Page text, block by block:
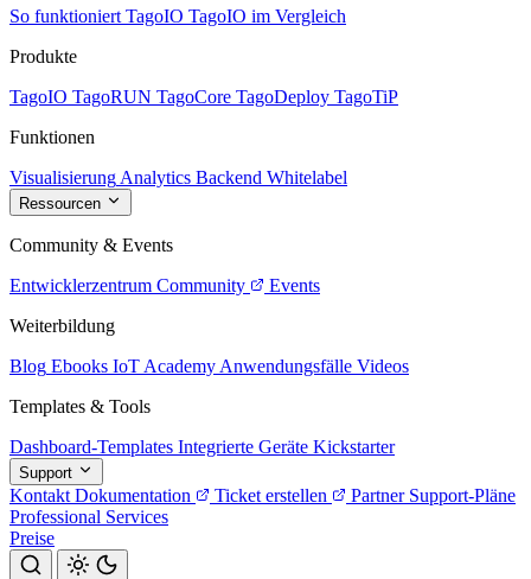
So funktioniert TagoIO TagoIO im Vergleich
Produkte
TagoIO TagoRUN TagoCore TagoDeploy TagoTiP
Funktionen
Visualisierung Analytics Backend Whitelabel
Ressourcen
Community & Events
Entwicklerzentrum Community
Events
Weiterbildung
Blog Ebooks IoT Academy Anwendungsfälle Videos
Templates & Tools
Dashboard-Templates Integrierte Geräte Kickstarter
Support
Kontakt Dokumentation Ticket erstellen Partner Support-Pläne
Professional Services
Preise